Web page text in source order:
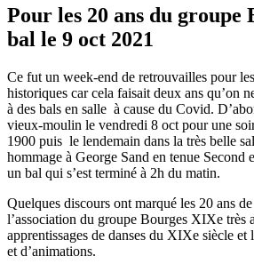
Pour les 20 ans du groupe
bal le 9 oct 2021
Ce fut un week-end de retrouvailles pour
historiques car cela faisait deux ans qu’on
à des bals en salle à cause du Covid.
vieux-moulin le vendredi 8 oct pour une
1900 puis le lendemain dans la très belle
hommage à George Sand en tenue Second
un bal qui s’est terminé à 2h du matin.
Quelques discours ont marqué les 20 ans
l’association du groupe Bourges XIXe très
apprentissages de danses du XIXe siècle et
et d’animations.